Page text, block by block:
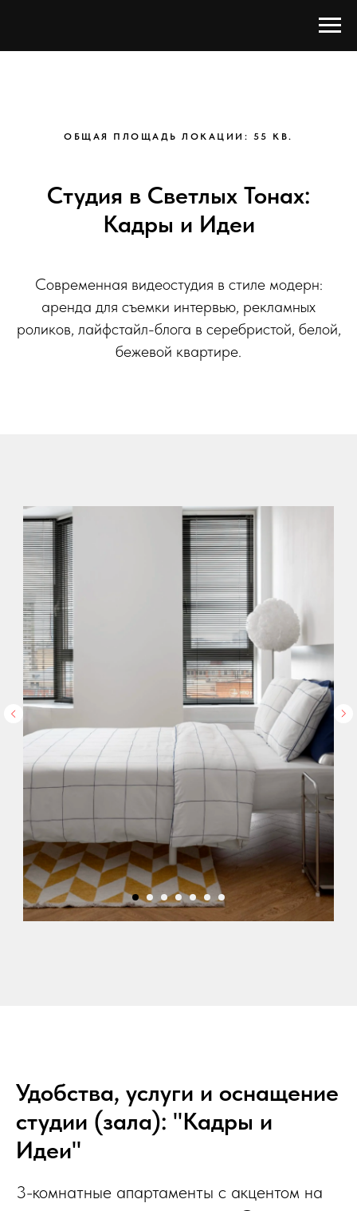
ОБЩАЯ ПЛОЩАДЬ ЛОКАЦИИ: 55 КВ.
Студия в Светлых Тонах:
Кадры и Идеи
Современная видеостудия в стиле модерн:
аренда для съемки интервью, рекламных
роликов, лайфстайл-блога в серебристой, белой,
бежевой квартире.
Удобства, услуги и оснащение
студии (зала): "Кадры и
Идеи"
3-комнатные апартаменты с акцентом на